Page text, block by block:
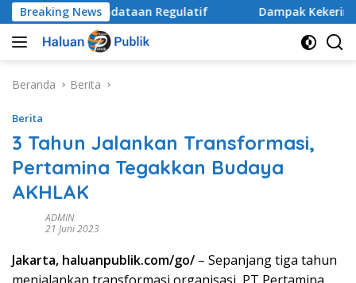
Langsung
ke
konten
Breaking News
dan Pendataan Regulatif Dampak Kekeringan
Beranda Berita
Berita
3 Tahun Jalankan Transformasi,
Pertamina Tegakkan Budaya
AKHLAK
ADMIN
21 Juni 2023
Jakarta, haluanpublik.com/go/ – Sepanjang tiga tahun